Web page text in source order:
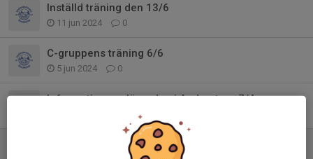
Inställd träning den 13/6
11 jun 2024 0
C-gruppens träning 6/6
5 jun 2024 0
Information om lägerdag i Anderstorp 7/4